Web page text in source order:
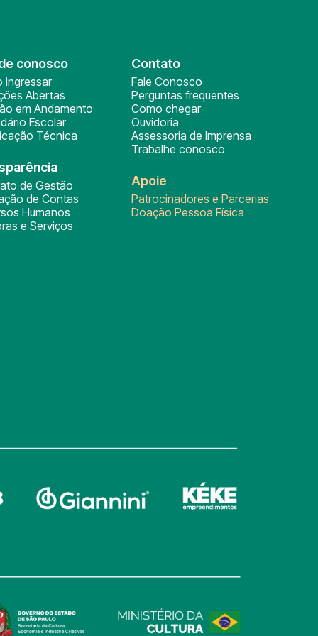
conosco
ingressar
Abertas
em Andamento
Escolar
Técnica
de Gestão
de Contas
Humanos
e Serviços
Contato
Fale Conosco
Perguntas frequentes
Como chegar
Ouvidoria
Assessoria de Imprensa
Trabalhe conosco
Apoie
Patrocinadores e Parcerias
Doação Pessoa Física